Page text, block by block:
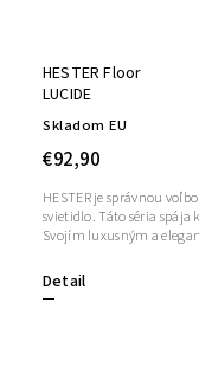
HESTER Floor
LUCIDE
Skladom EU
€92,90
Detail
HESTER je správnou
svietidlo. Táto séria
Svojím luxusným a